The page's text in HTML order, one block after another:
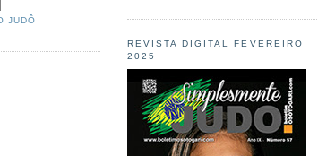
JUDÔ
REVISTA DIGITAL FEVEREIRO
2025